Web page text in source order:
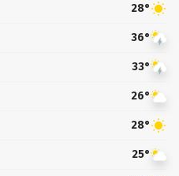
28°
36°
33°
26°
28°
25°